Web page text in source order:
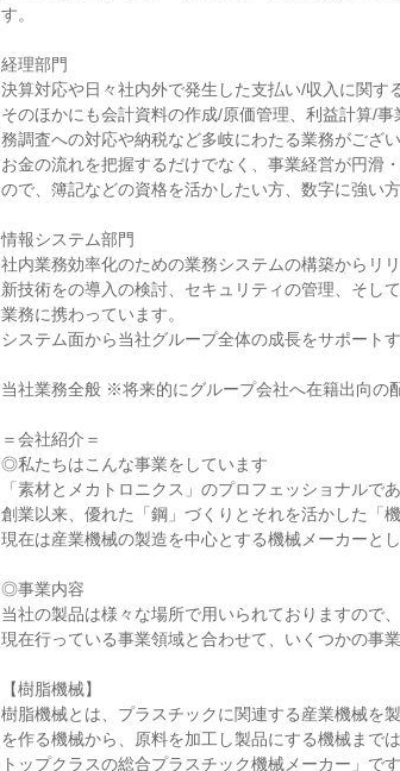
す。
経理部門
決算対応や日々社内外で発生した支払い/収入に関す
そのほかにも会計資料の作成/原価管理、利益計算/
務調査への対応や納税など多岐にわたる業務がござい
お金の流れを把握するだけでなく、事業経営が円滑
ので、簿記などの資格を活かしたい方、数字に強い
情報システム部門
社内業務効率化のための業務システムの構築からリ
新技術をの導入の検討、セキュリティの管理、そし
業務に携わっています。
システム面から当社グループ全体の成長をサポート
当社業務全般 ※将来的にグループ会社へ在籍出向の
＝会社紹介＝
◎私たちはこんな事業をしています
「素材とメカトロニクス」のプロフェッショナルで
創業以来、優れた「鋼」づくりとそれを活かした「
現在は産業機械の製造を中心とする機械メーカーと
◎事業内容
当社の製品は様々な場所で用いられておりますので、
現在行っている事業領域と合わせて、いくつかの事
【樹脂機械】
樹脂機械とは、プラスチックに関連する産業機械を
を作る機械から、原料を加工し製品にする機械まで
トップクラスの総合プラスチック機械メーカー」で